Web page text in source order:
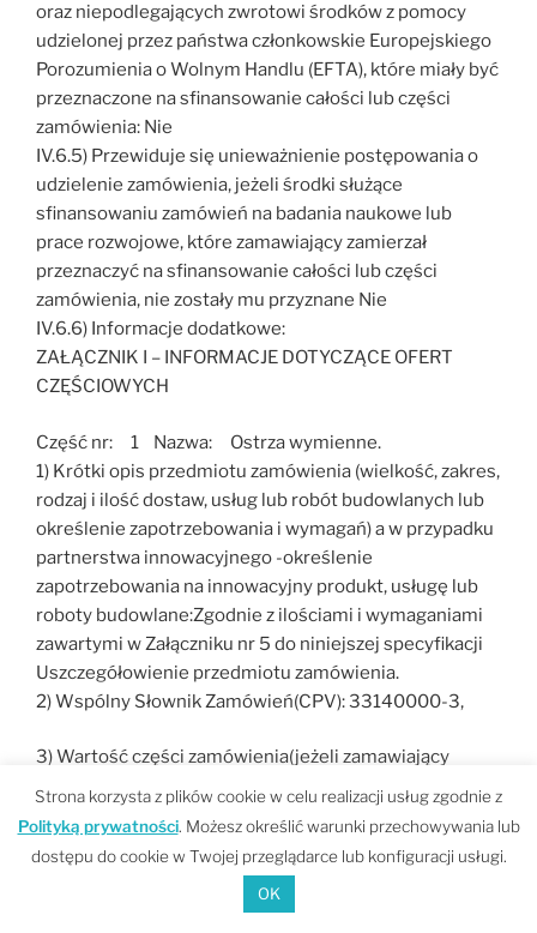
oraz niepodlegających zwrotowi środków z pomocy
udzielonej przez państwa członkowskie Europejskiego
Porozumienia o Wolnym Handlu (EFTA), które miały być
przeznaczone na sfinansowanie całości lub części
zamówienia: Nie
IV.6.5) Przewiduje się unieważnienie postępowania o
udzielenie zamówienia, jeżeli środki służące
sfinansowaniu zamówień na badania naukowe lub
prace rozwojowe, które zamawiający zamierzał
przeznaczyć na sfinansowanie całości lub części
zamówienia, nie zostały mu przyznane Nie
IV.6.6) Informacje dodatkowe:
ZAŁĄCZNIK I – INFORMACJE DOTYCZĄCE OFERT
CZĘŚCIOWYCH
Część nr: 1 Nazwa: Ostrza wymienne.
1) Krótki opis przedmiotu zamówienia (wielkość, zakres,
rodzaj i ilość dostaw, usług lub robót budowlanych lub
określenie zapotrzebowania i wymagań) a w przypadku
partnerstwa innowacyjnego -określenie
zapotrzebowania na innowacyjny produkt, usługę lub
roboty budowlane:Zgodnie z ilościami i wymaganiami
zawartymi w Załączniku nr 5 do niniejszej specyfikacji
Uszczegółowienie przedmiotu zamówienia.
2) Wspólny Słownik Zamówień(CPV): 33140000-3,
3) Wartość części zamówienia(jeżeli zamawiający
podaje informacje o wartości zamówienia):
4) Czas trwania lub termin wykonania:
Strona korzysta z plików cookie w celu realizacji usług zgodnie z
Polityką prywatności. Możesz określić warunki przechowywania lub
dostępu do cookie w Twojej przeglądarce lub konfiguracji usługi.
OK